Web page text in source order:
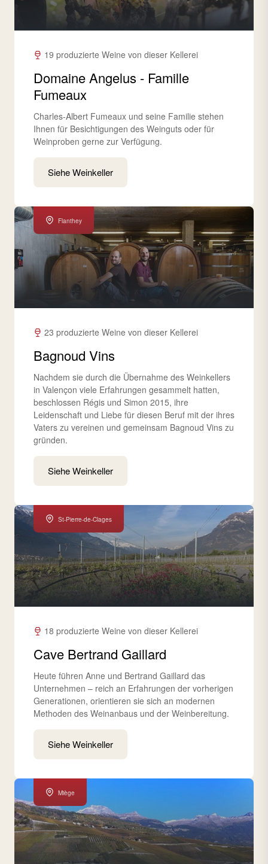
19 produzierte Weine von dieser Kellerei
Domaine Angelus - Famille
Fumeaux
Charles-Albert Fumeaux und seine Familie stehen
Ihnen für Besichtigungen des Weinguts oder für
Weinproben gerne zur Verfügung.
Siehe Weinkeller
Flanthey
23 produzierte Weine von dieser Kellerei
Bagnoud Vins
Nachdem sie durch die Übernahme des Weinkellers
in Valençon viele Erfahrungen gesammelt hatten,
beschlossen Régis und Simon 2015, ihre
Leidenschaft und Liebe für diesen Beruf mit der ihres
Vaters zu vereinen und gemeinsam Bagnoud Vins zu
gründen.
Siehe Weinkeller
St-Pierre-de-Clages
18 produzierte Weine von dieser Kellerei
Cave Bertrand Gaillard
Heute führen Anne und Bertrand Gaillard das
Unternehmen – reich an Erfahrungen der vorherigen
Generationen, orientieren sie sich an modernen
Methoden des Weinanbaus und der Weinbereitung.
Siehe Weinkeller
Miège